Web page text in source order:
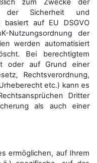
zum Zwecke der
der Sicherheit und
basiert auf EU DSGVO
Nutzungsordnung der
werden auto­matisiert
Bei berechtigtem
oder auf Grund einer
Rechtsverordnung,
etc.) kann es
Dritter
als auch einer
ermöglichen, auf Ihrem